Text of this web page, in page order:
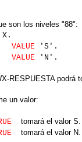
son los niveles "88":
X.
VALUE 'S'.
VALUE 'N'.
RESPUESTA podrá
un valor:
tomará el valor S.
tomará el valor N.